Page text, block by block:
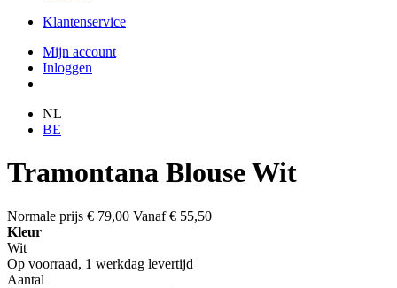
Klantenservice
Mijn account
Inloggen
NL
BE
Tramontana Blouse Wit
Normale prijs € 79,00 Vanaf € 55,50
Kleur
Wit
Op voorraad, 1 werkdag levertijd
Aantal